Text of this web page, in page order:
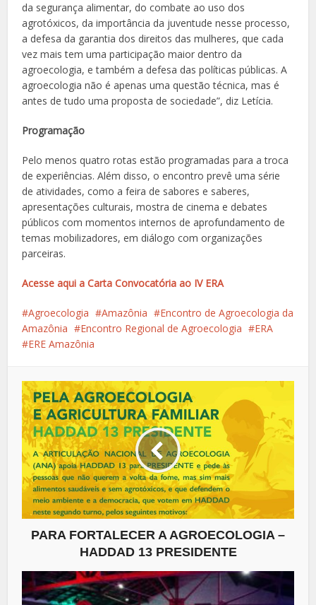
da segurança alimentar, do combate ao uso dos
agrotóxicos, da importância da juventude nesse processo,
a defesa da garantia dos direitos das mulheres, que cada
vez mais tem uma participação maior dentro da
agroecologia, e também a defesa das políticas públicas. A
agroecologia não é apenas uma questão técnica, mas é
antes de tudo uma proposta de sociedade”, diz Letícia.
Programação
Pelo menos quatro rotas estão programadas para a troca
de experiências. Além disso, o encontro prevê uma série
de atividades, como a feira de sabores e saberes,
apresentações culturais, mostra de cinema e debates
públicos com momentos internos de aprofundamento de
temas mobilizadores, em diálogo com organizações
parceiras.
Acesse aqui a Carta Convocatória ao IV ERA
Agroecologia Amazônia
Encontro de Agroecologia da
Amazônia
Encontro Regional de Agroecologia
ERA
ERE Amazônia
PARA FORTALECER A AGROECOLOGIA –
HADDAD 13 PRESIDENTE